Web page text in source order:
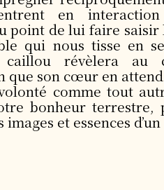
en
point de lui faire saisir
qui nous tisse en
révèlera au
que son cœur en
comme tout
bonheur terrestre,
et essences